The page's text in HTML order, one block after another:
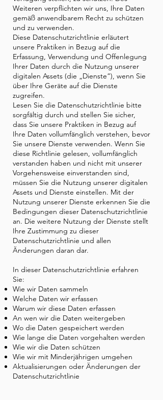
Weiteren verpflichten wir uns, Ihre Daten
gemäß anwendbarem Recht zu schützen
und zu verwenden.
Diese Datenschutzrichtlinie erläutert
unsere Praktiken in Bezug auf die
Erfassung, Verwendung und Offenlegung
Ihrer Daten durch die Nutzung unserer
digitalen Assets (die „Dienste“), wenn Sie
über Ihre Geräte auf die Dienste
zugreifen.
Lesen Sie die Datenschutzrichtlinie bitte
sorgfältig durch und stellen Sie sicher,
dass Sie unsere Praktiken in Bezug auf
Ihre Daten vollumfänglich verstehen, bevor
Sie unsere Dienste verwenden. Wenn Sie
diese Richtlinie gelesen, vollumfänglich
verstanden haben und nicht mit unserer
Vorgehensweise einverstanden sind,
müssen Sie die Nutzung unserer digitalen
Assets und Dienste einstellen. Mit der
Nutzung unserer Dienste erkennen Sie die
Bedingungen dieser Datenschutzrichtlinie
an. Die weitere Nutzung der Dienste stellt
Ihre Zustimmung zu dieser
Datenschutzrichtlinie und allen
Änderungen daran dar.
In dieser Datenschutzrichtlinie erfahren
Sie:
Wie wir Daten sammeln
Welche Daten wir erfassen
Warum wir diese Daten erfassen
An wen wir die Daten weitergeben
Wo die Daten gespeichert werden
Wie lange die Daten vorgehalten werden
Wie wir die Daten schützen
Wie wir mit Minderjährigen umgehen
Aktualisierungen oder Änderungen der
Datenschutzrichtlinie